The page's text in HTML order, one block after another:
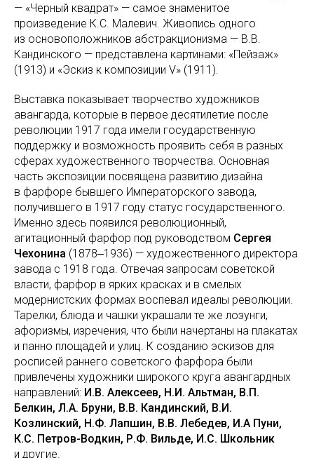
— «Черный квадрат» — самое знаменитое
произведение К.С. Малевич. Живопись одного
из основоположников абстракционизма — В.В.
Кандинского — представлена картинами: «Пейзаж»
(1913) и «Эскиз к композиции V» (1911).
Выставка показывает творчество художников
авангарда, которые в первое десятилетие после
революции 1917 года имели государственную
поддержку и возможность проявить себя в разных
сферах художественного творчества. Основная
часть экспозиции посвящена развитию дизайна
в фарфоре бывшего Императорского завода,
получившего в 1917 году статус государственного.
Именно здесь появился революционный,
агитационный фарфор под руководством Сергея
Чехонина (1878‒1936) — художественного директора
завода с 1918 года. Отвечая запросам советской
власти, фарфор в ярких красках и в смелых
модернистских формах воспевал идеалы революции.
Тарелки, блюда и чашки украшали те же лозунги,
афоризмы, изречения, что были начертаны на плакатах
и панно площадей и улиц. К созданию эскизов для
росписей раннего советского фарфора были
привлечены художники широкого круга авангардных
направлений: И.В. Алексеев, Н.И. Альтман, В.П.
Белкин, Л.А. Бруни, В.В. Кандинский, В.И.
Козлинский, Н.Ф. Лапшин, В.В. Лебедев, И.А Пуни,
К.С. Петров-Водкин, Р.Ф. Вильде, И.С. Школьник
и другие.